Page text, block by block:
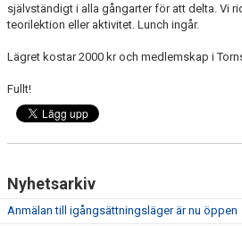
BLI SPONSOR!
KLUBBSHOP
MEDLEMSKAP
HIPPOCRATES
STÖTTA TORNS
LEKTIONSPLANERING RIDSKOLA
självständigt i alla gångarter för att delta. Vi
teorilektion eller aktivitet. Lunch ingår.
Lägret kostar 2000 kr och medlemskap i
Fullt!
Nyhetsarkiv
Anmälan till igångsättningsläger är nu öppen